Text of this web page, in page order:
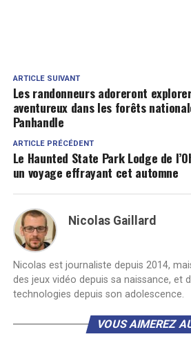
ARTICLE SUIVANT
Les randonneurs adoreront
aventureux dans les forêts
Panhandle
ARTICLE PRÉCÉDENT
Le Haunted State Park Lodge de
un voyage effrayant cet automne
Nicolas Gaillard
Nicolas est journaliste depuis 2014,
des jeux vidéo depuis sa naissance, et
technologies depuis son adolescence.
VOUS AIMEREZ